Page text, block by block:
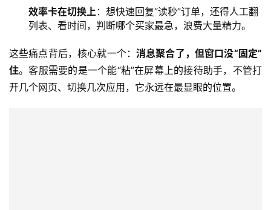
效率卡在切换上：想快速回复“读秒”订单，还得人工翻
列表、看时间，判断哪个买家最急，浪费大量精力。
这些痛点背后，核心就一个： 消息聚合了，但窗口没“固定”
住。客服需要的是一个能“粘”在屏幕上的接待助手，不管打
开几个网页、切换几次应用，它永远在最显眼的位置。